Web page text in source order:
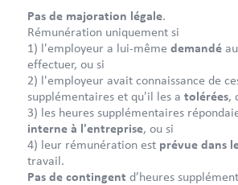
Pas de majoration légale.
Rémunération uniquement si
1) l'employeur a lui-même demandéau
effectuer, ou si
2) l'employeur avait connaissance de
supplémentaires et qu'il les a tolérées,
3) les heures supplémentaires
interne à l'entreprise, ou si
4) leur rémunération est prévue dans
travail.
Pas de contingent d’heures